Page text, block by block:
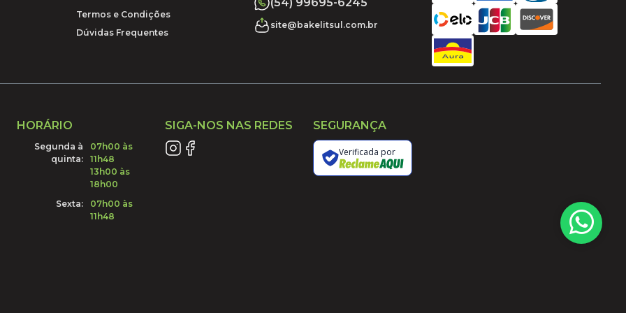
Termos e Condições
Dúvidas Frequentes
site@bakelitsul.com.br
HORÁRIO
Segunda à
quinta:
07h00 às
11h48
13h00 às
18h00
Sexta:
07h00 às
11h48
SIGA-NOS NAS REDES SEGURANÇA
Verificada por